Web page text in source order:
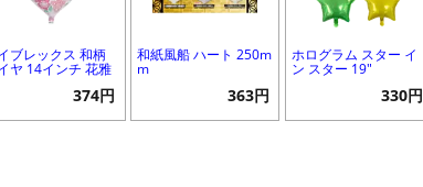
ブレックス 和柄
ヤ 14インチ 花雅
374円
和紙風船 ハート 250m
m
363円
ホログラム スター イ
ン スター 19"
330円